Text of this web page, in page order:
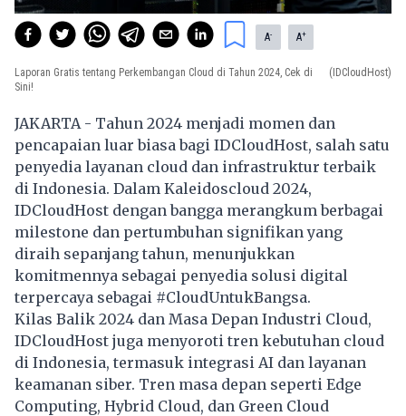
A- A+
Laporan Gratis tentang Perkembangan Cloud di Tahun 2024, Cek di
Sini!
(IDCloudHost)
JAKARTA - Tahun 2024 menjadi momen dan
pencapaian luar biasa bagi IDCloudHost, salah satu
penyedia layanan cloud dan infrastruktur terbaik
di Indonesia. Dalam Kaleidoscloud 2024,
IDCloudHost dengan bangga merangkum berbagai
milestone dan pertumbuhan signifikan yang
diraih sepanjang tahun, menunjukkan
komitmennya sebagai penyedia solusi digital
terpercaya sebagai #CloudUntukBangsa.
Kilas Balik 2024 dan Masa Depan Industri Cloud,
IDCloudHost juga menyoroti tren kebutuhan cloud
di Indonesia, termasuk integrasi AI dan layanan
keamanan siber. Tren masa depan seperti Edge
Computing, Hybrid Cloud, dan Green Cloud